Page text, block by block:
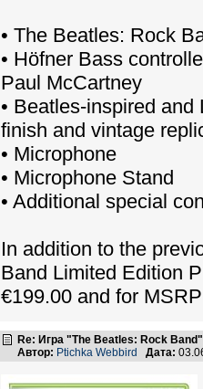
• The Beatles: Rock
• Höfner Bass
Paul McCartney
• Beatles-inspired
finish and vintage
• Microphone
• Microphone Stand
• Additional special
In addition to the
Band Limited Edition
€199.00 and for
Re: Игра "The Beatles: Rock Band"
Автор: Ptichka Webbird Дата: